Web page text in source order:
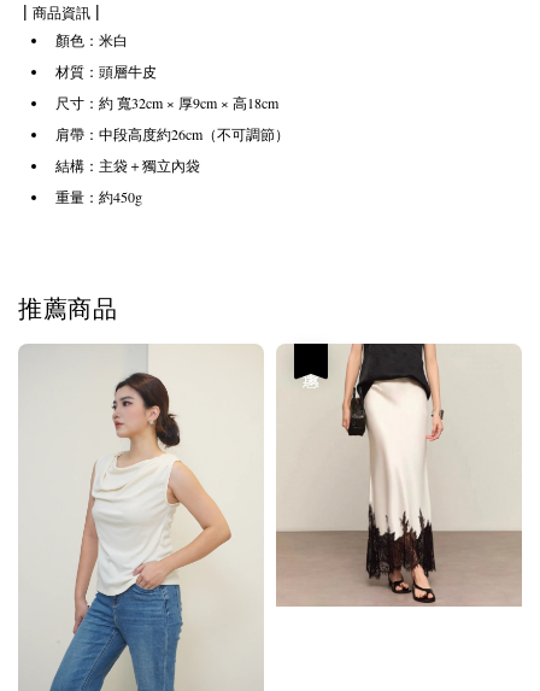
| 商品資訊 |
顏色：米白
材質：頭層牛皮
尺寸：約 寬32cm × 厚9cm × 高18cm
肩帶：中段高度約26cm（不可調節）
結構：主袋＋獨立內袋
重量：約450g
推薦商品